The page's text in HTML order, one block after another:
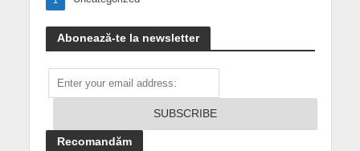
Abonează-te la newsletter
Recomandăm